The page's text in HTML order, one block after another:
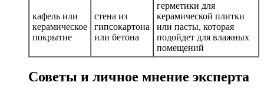
кафель или
керамическое
покрытие
стена из
гипсокартона
или бетона
герметики для
керамической плитки
или пасты, которая
подойдет для влажных
помещений
Советы и личное мнение эксперта